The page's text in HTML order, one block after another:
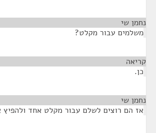
נחמן שי
משלמים עבור מקלט?
קריאה
כן.
נחמן שי
אז הם רוצים לשלם עבור מקלט אחד